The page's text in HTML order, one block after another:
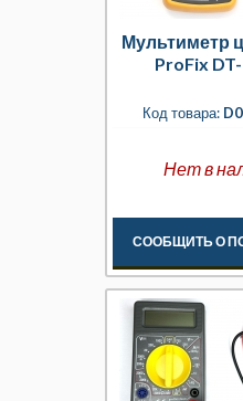
Мультиметр
ProFix
Код товара:
Нет в
СООБЩИТЬ О